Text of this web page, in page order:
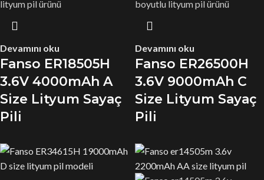
Devamını oku
Fanso ER18505H
3.6V 4000mAh A
Size Lityum Sayaç
Pili
Devamını oku
Fanso ER26500H
3.6V 9000mAh C
Size Lityum Sayaç
Pili